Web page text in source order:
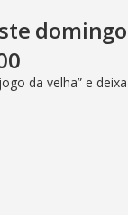
domingo
da velha” e deixa